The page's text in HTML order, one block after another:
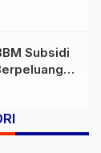
Subsidi